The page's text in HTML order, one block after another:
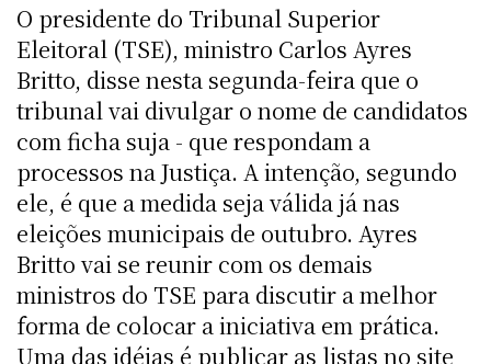
O presidente do Tribunal Superior
Eleitoral (TSE), ministro Carlos Ayres
Britto, disse nesta segunda-feira que o
tribunal vai divulgar o nome de candidatos
com ficha suja - que respondam a
processos na Justiça. A intenção, segundo
ele, é que a medida seja válida já nas
eleições municipais de outubro. Ayres
Britto vai se reunir com os demais
ministros do TSE para discutir a melhor
forma de colocar a iniciativa em prática.
Uma das idéias é publicar as listas no site